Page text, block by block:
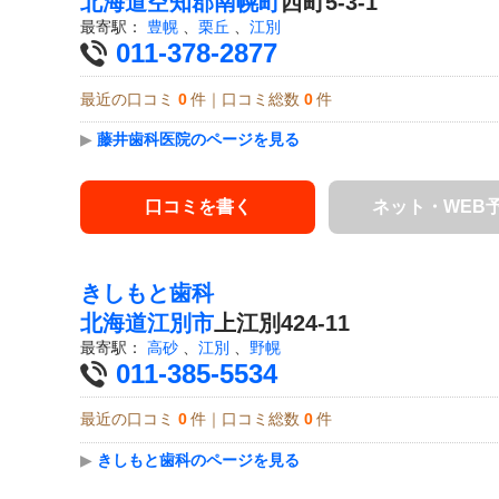
最寄駅： 豊幌 、 栗丘 、 江別
011-378-2877
最近の口コミ 0 件｜口コミ総数 0 件
▶ 藤井歯科医院のページを見る
口コミを書く ネット・WEB
きしもと歯科
北海道江別市上江別424-11
最寄駅： 高砂 江別 野幌
011-385-5534
最近の口コミ 0 件｜口コミ総数 0 件
▶ きしもと歯科のページを見る